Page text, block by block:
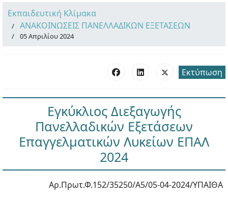
Εκπαιδευτική Κλίμακα
ΑΝΑΚΟΙΝΩΣΕΙΣ ΠΑΝΕΛΛΑΔΙΚΩΝ ΕΞΕΤΑΣΕΩΝ
05 Απριλίου 2024
Εκτύπωση
Εγκύκλιος Διεξαγωγής
Πανελλαδικών Εξετάσεων
Επαγγελματικών Λυκείων ΕΠΑΛ
2024
Αρ.Πρωτ.Φ.152/35250/Α5/05-04-2024/ΥΠΑΙΘΑ